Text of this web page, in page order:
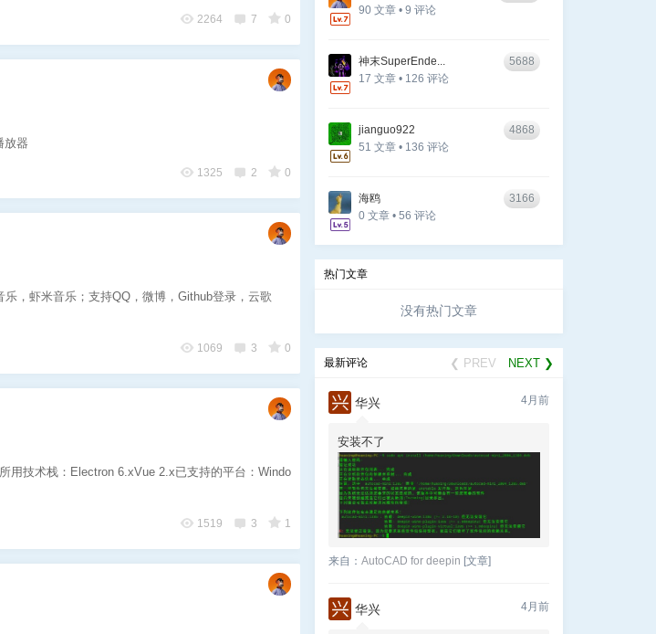
2264 7 0
放器
1325 2 0
，虾米音乐；支持QQ，微博，Github登录，云歌
1069 3 0
用技术栈：Electron 6.xVue 2.x已支持的平台：Windo
1519 3 1
90 文章 • 9 评论
神末SuperEnde...
17 文章 • 126 评论
5688
jianguo922
51 文章 • 136 评论
4868
海鸥
0 文章 • 56 评论
3166
热门文章
没有热门文章
最新评论 ❮ PREV NEXT ❯
华兴 4月前
安装不了
来自：AutoCAD for deepin [文章]
华兴 4月前